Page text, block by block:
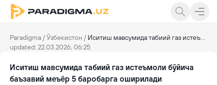
Paradigma /Ўзбекистон / Иситиш мавсумида табиий газ истеъмоли бўйича баъзавий меъёр 5 баробарга оширилади
updated: 22.03.2026, 06:25
Иситиш мавсумида табиий газ истеъмоли бўйича
баъзавий меъёр 5 баробарга оширилади